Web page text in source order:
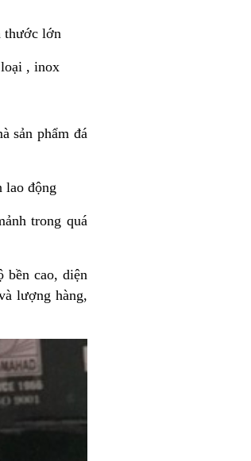
thước lớn
, inox
sản phẩm đá
lao động
trong quá
bền cao, diện
lượng hàng,